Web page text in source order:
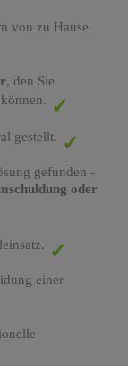
von zu Hause
, den Sie
gestellt.
gefunden -
oder
einer